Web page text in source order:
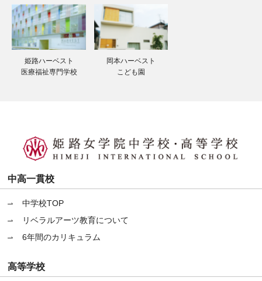
姫路ハーベスト
医療福祉専門学校
岡本ハーベスト
こども園
中高一貫校
中学校TOP
リベラルアーツ教育について
6年間のカリキュラム
高等学校